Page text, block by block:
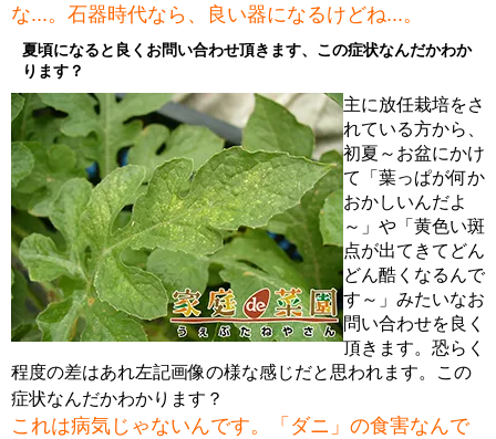
な...。石器時代なら、良い器になるけどね...。
夏頃になると良くお問い合わせ頂きます、この症状なんだかわか
ります？
主に放任栽培をさ
れている方から、
初夏～お盆にかけ
て「葉っぱが何か
おかしいんだよ
～」や「黄色い斑
点が出てきてどん
どん酷くなるんで
す～」みたいなお
問い合わせを良く
頂きます。恐らく
程度の差はあれ左記画像の様な感じだと思われます。この
症状なんだかわかります？
これは病気じゃないんです。「ダニ」の食害なんで